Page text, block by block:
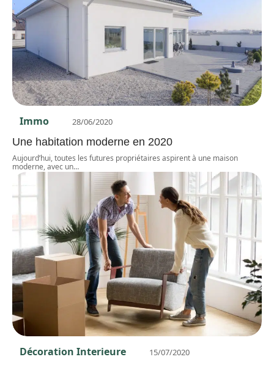
Immo 28/06/2020
Une habitation moderne en 2020
Aujourd’hui, toutes les futures propriétaires aspirent à une maison
moderne, avec un…
Décoration Interieure 15/07/2020